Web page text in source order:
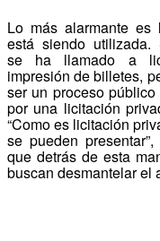
Lo más alarmante es
está siendo utilizada.
se ha llamado a
impresión de billetes,
ser un proceso
por una licitación
“Como es licitación
se pueden
que detrás de esta
buscan desmantelar el